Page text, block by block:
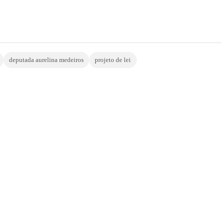
deputada aurelina medeiros projeto de lei